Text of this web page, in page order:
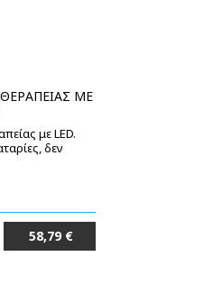
ΜΕ
με LED.
δεν
58,79 €